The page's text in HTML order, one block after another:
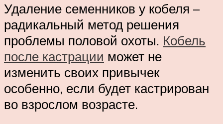
Удаление семенников у кобеля –
радикальный метод решения
проблемы половой охоты. Кобель
после кастрации может не
изменить своих привычек
особенно, если будет кастрирован
во взрослом возрасте.